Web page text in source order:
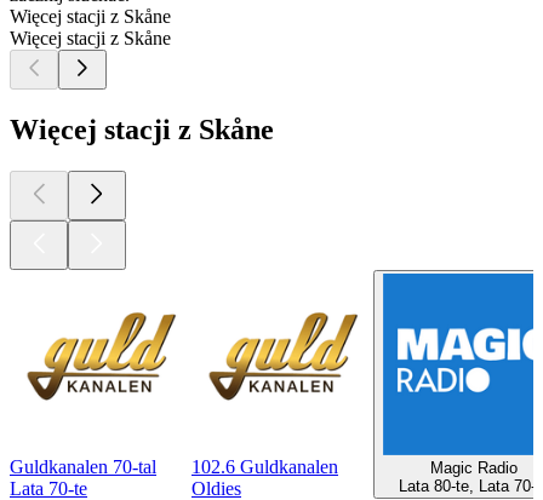
Więcej stacji z Skåne
Więcej stacji z Skåne
Więcej stacji z Skåne
Guldkanalen 70-tal
Lata 70-te
102.6 Guldkanalen
Oldies
Magic Radio
Lata 80-te, Lata 70-